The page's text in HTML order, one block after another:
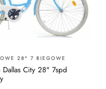
28" 7 BIEGOWE
Dallas City 28" 7spd